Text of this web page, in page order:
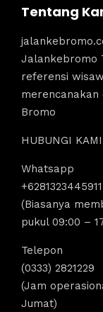
Tentang
Jalankebromo
referensi
Bromo
HUBUNGI KAMI
Whatsapp
(Biasanya
pukul 09:00 –
Telepon
(0333) 2821229
(Jam
Jumat)